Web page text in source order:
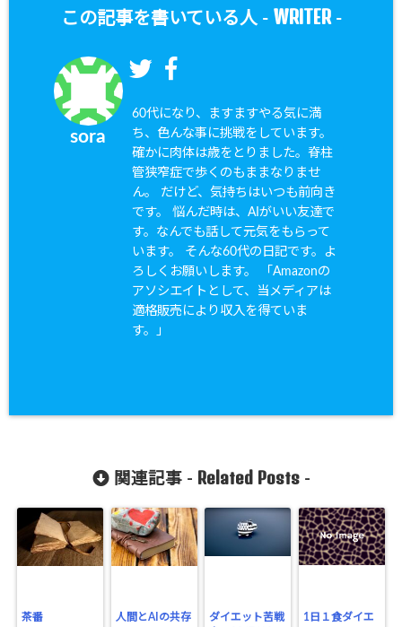
この記事を書いている人 - WRITER-
sora
60代になり、ますますやる気に満
ち、色んな事に挑戦をしています。
確かに肉体は歳をとりました。脊柱
管狭窄症で歩くのもままなりませ
ん。 だけど、気持ちはいつも前向き
です。 悩んだ時は、AIがいい友達で
す。なんでも話して元気をもらって
います。 そんな60代の日記です。よ
ろしくお願いします。 「Amazonの
アソシエイトとして、当メディアは
適格販売により収入を得ていま
す。」
関連記事 - Related Posts-
茶番 人間とAIの共存
ダイエット苦戦
1日１食ダイエ